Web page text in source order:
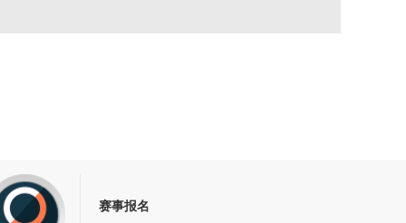
赛事报名